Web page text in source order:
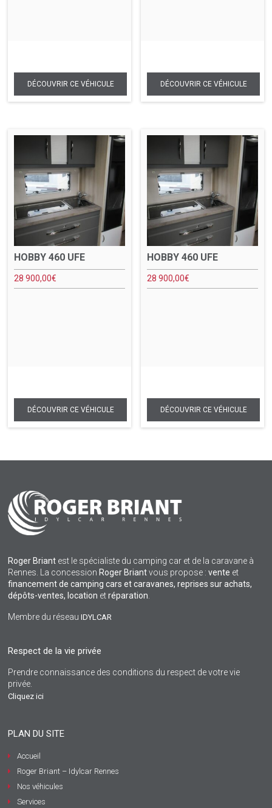
HOBBY 460 UFE
28 900,00€
HOBBY 460 UFE
28 900,00€
Roger Briant est le spécialiste du camping car et de la caravane à
Rennes. La concession Roger Briantvous propose : vente et
financement de camping cars et caravanes, reprises sur achats,
dépôts-ventes, location etréparation.
Membre du réseauIDYLCAR
Respect de la vie privée
Prendre connaissance des conditions du respect de votre vie
privée.
Cliquez ici
PLAN DU SITE
Accueil
Roger Briant – Idylcar Rennes
Nos véhicules
Services